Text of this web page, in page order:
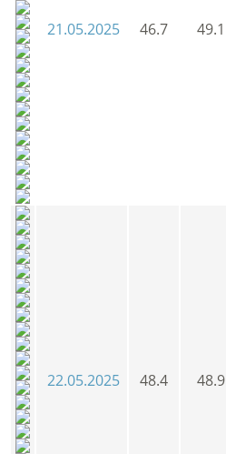
21.05.2025 46.7 49.1
22.05.2025 48.4 48.9